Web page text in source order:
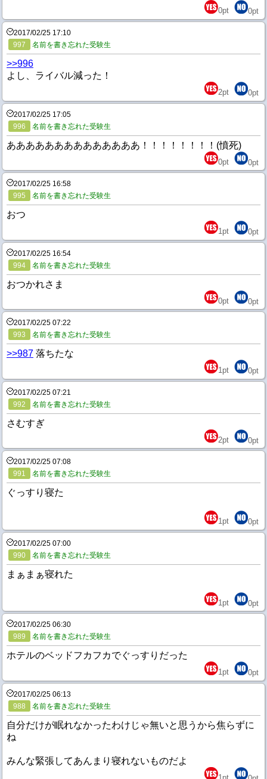
0pt 0pt
2017/02/25 17:10
997
名前を書き忘れた受験生
>>996
よし、ライバル減った！
2pt 0pt
2017/02/25 17:05
996
名前を書き忘れた受験生
ああああああああああああああ！！！！！！！！(憤死)
0pt 0pt
2017/02/25 16:58
995
名前を書き忘れた受験生
おつ
1pt 0pt
2017/02/25 16:54
994
名前を書き忘れた受験生
おつかれさま
0pt 0pt
2017/02/25 07:22
993
名前を書き忘れた受験生
>>987 落ちたな
1pt 0pt
2017/02/25 07:21
992
名前を書き忘れた受験生
さむすぎ
2pt 0pt
2017/02/25 07:08
991
名前を書き忘れた受験生
ぐっすり寝た
1pt 0pt
2017/02/25 07:00
990
名前を書き忘れた受験生
まぁまぁ寝れた
1pt 0pt
2017/02/25 06:30
989
名前を書き忘れた受験生
ホテルのベッドフカフカでぐっすりだった
1pt 0pt
2017/02/25 06:13
988
名前を書き忘れた受験生
自分だけが眠れなかったわけじゃ無いと思うから焦らずに
ね
みんな緊張してあんまり寝れないものだよ